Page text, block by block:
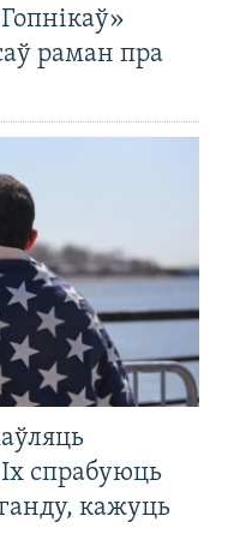
раман пра
спрабуюць
кажуць